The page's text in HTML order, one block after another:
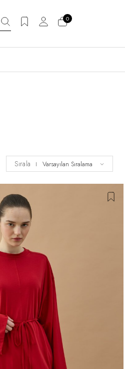
0
Sırala